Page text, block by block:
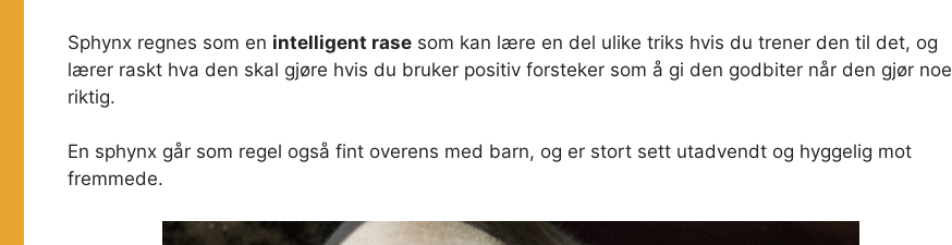
Sphynx regnes som en intelligent rase som kan lære en del ulike triks hvis du trener den til det, og
lærer raskt hva den skal gjøre hvis du bruker positiv forsteker som å gi den godbiter når den gjør noe
riktig.
En sphynx går som regel også fint overens med barn, og er stort sett utadvendt og hyggelig mot
fremmede.